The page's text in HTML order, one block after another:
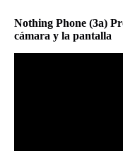
Nothing Phone (3a)
cámara y la pantalla